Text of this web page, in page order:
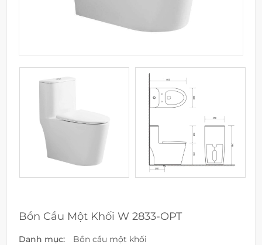
Bồn Cầu Một Khối W 2833-OPT
Danh mục: Bồn cầu một khối